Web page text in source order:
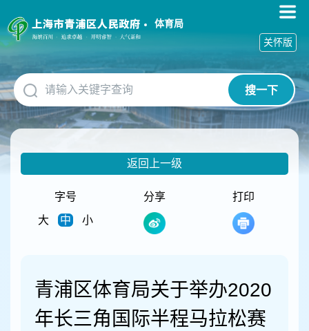
障
碍
作
说
明
跳
到
网
体育局
搜一下
关怀版
返回上一级
字号
大
中 小
分享 打印
青浦区体育局关于举办2020
年长三角国际半程马拉松赛